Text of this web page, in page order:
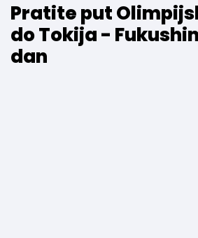
Pratite put
do Tokija -
dan